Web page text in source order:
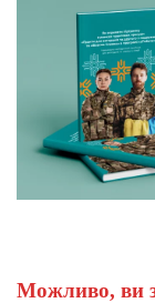
Можливо, ви